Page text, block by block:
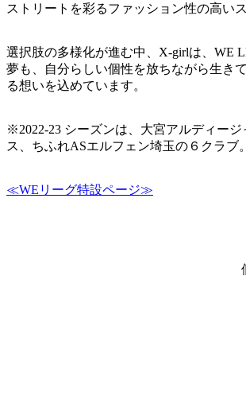
ストリートを彩るファッション性の高い
選択肢の多様化が進む中、X-girlは、WE
夢も、自分らしい個性を放ちながら生き
る想いを込めています。
※2022-23 シーズンは、大宮アルディー
ス、ちふれASエルフェン埼玉の６クラブ。
≪WEリーグ特設ページ≫